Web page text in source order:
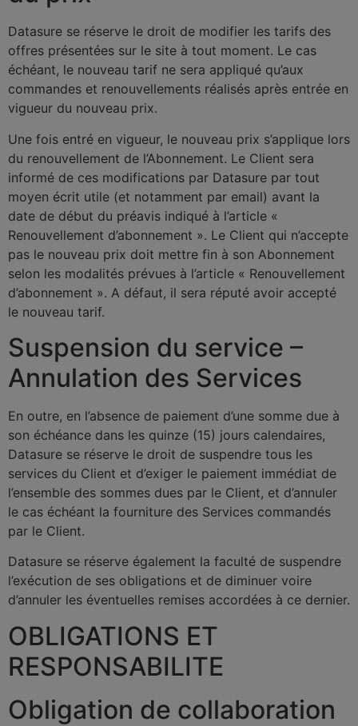
Datasure se réserve le droit de modifier les tarifs des
offres présentées sur le site à tout moment. Le cas
échéant, le nouveau tarif ne sera appliqué qu’aux
commandes et renouvellements réalisés après entrée en
vigueur du nouveau prix.
Une fois entré en vigueur, le nouveau prix s’applique lors
du renouvellement de l’Abonnement. Le Client sera
informé de ces modifications par Datasure par tout
moyen écrit utile (et notamment par email) avant la
date de début du préavis indiqué à l’article «
Renouvellement d’abonnement ». Le Client qui n’accepte
pas le nouveau prix doit mettre fin à son Abonnement
selon les modalités prévues à l’article « Renouvellement
d’abonnement ». A défaut, il sera réputé avoir accepté
le nouveau tarif.
Suspension du service –
Annulation des Services
En outre, en l’absence de paiement d’une somme due à
son échéance dans les quinze (15) jours calendaires,
Datasure se réserve le droit de suspendre tous les
services du Client et d’exiger le paiement immédiat de
l’ensemble des sommes dues par le Client, et d’annuler
le cas échéant la fourniture des Services commandés
par le Client.
Datasure se réserve également la faculté de suspendre
l’exécution de ses obligations et de diminuer voire
d’annuler les éventuelles remises accordées à ce dernier.
OBLIGATIONS ET
RESPONSABILITE
Obligation de collaboration